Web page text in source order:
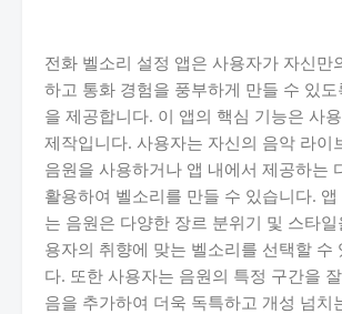
전화 벨소리 설정 앱은 사용자가 자신만
하고 통화 경험을 풍부하게 만들 수 있
을 제공합니다. 이 앱의 핵심 기능은 사
제작입니다. 사용자는 자신의 음악 라이
음원을 사용하거나 앱 내에서 제공하는
활용하여 벨소리를 만들 수 있습니다.
는 음원은 다양한 장르 분위기 및 스타
용자의 취향에 맞는 벨소리를 선택할 수
다. 또한 사용자는 음원의 특정 구간을
음을 추가하여 더욱 독특하고 개성 넘치